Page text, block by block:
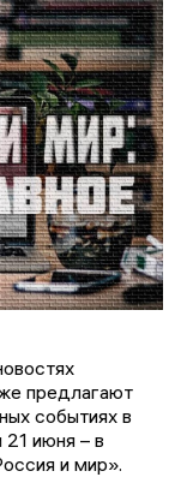
предлагают
событиях в
июня – в
и мир».